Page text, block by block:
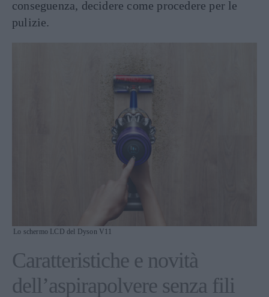
conseguenza, decidere come procedere per le
pulizie.
Lo schermo LCD del Dyson V11
Caratteristiche e novità
dell’aspirapolvere senza fili